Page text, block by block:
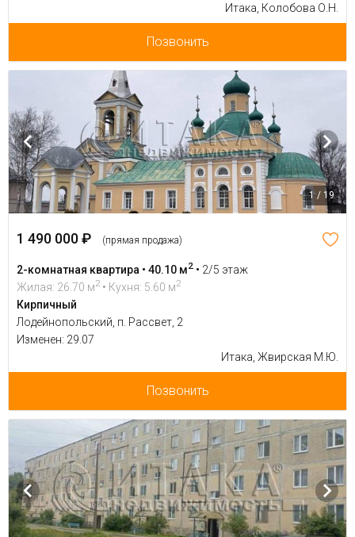
Итака, Колобова О.Н.
Позвонить
1 / 19
1 490 000 ₽ (прямая продажа)
2-комнатная квартира • 40.10 м2 • 2/5 этаж
Жилая: 26.70 м2 • Кухня: 5.60 м2
Кирпичный
Лодейнопольский, п. Рассвет, 2
Изменен: 29.07
Итака, Жвирская М.Ю.
Позвонить